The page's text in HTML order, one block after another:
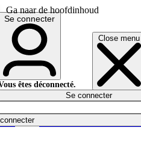
Ga naar de hoofdinhoud
Close menu
English
Deutsch
Español
Se connecter
êtes déconnecté.
Se connecter